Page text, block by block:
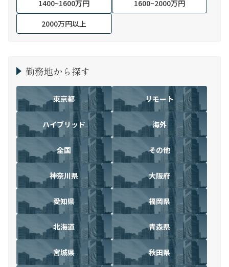
1400~1600万円
1600~2000万円
2000万円以上
勤務地から探す
東京都 リモート
ハイブリッド 海外
全国 その他
神奈川県 大阪府
愛知県 福岡県
北海道 青森県
宮城県 秋田県